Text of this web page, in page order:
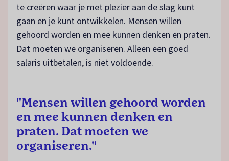
te creëren waar je met plezier aan de slag kunt
gaan en je kunt ontwikkelen. Mensen willen
gehoord worden en mee kunnen denken en praten.
Dat moeten we organiseren. Alleen een goed
salaris uitbetalen, is niet voldoende.
"Mensen willen gehoord worden
en mee kunnen denken en
praten. Dat moeten we
organiseren."